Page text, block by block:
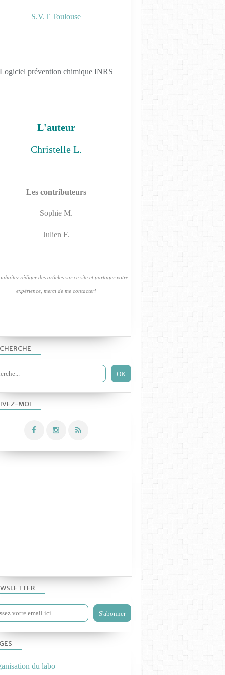
LES TP PHYS-CHIM 2019
MOI
du labo
S.V.T Toulouse
Logiciel prévention chimique INRS
L'auteur
Christelle L.
Les contributeurs
Sophie M.
Julien F.
rédiger des articles sur ce site et partager votre
expérience, merci de me contacter!